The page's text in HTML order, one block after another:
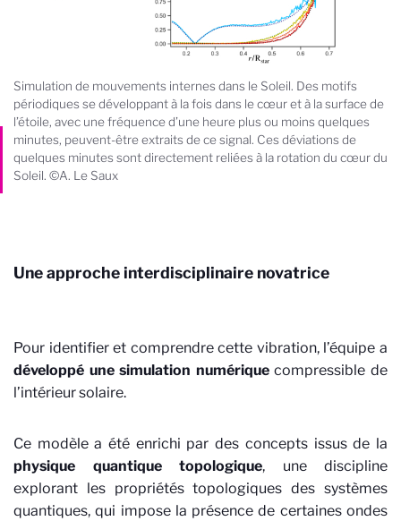
Simulation de mouvements internes dans le Soleil. Des motifs
périodiques se développant à la fois dans le cœur et à la surface de
l’étoile, avec une fréquence d’une heure plus ou moins quelques
minutes, peuvent-être extraits de ce signal. Ces déviations de
quelques minutes sont directement reliées à la rotation du cœur du
Soleil. ©A. Le Saux
Une approche interdisciplinaire novatrice
Pour identifier et comprendre cette vibration, l’équipe a
développé une simulation numériquecompressible de
l’intérieur solaire.
Ce modèle a été enrichi par des concepts issus de la
physique quantique topologique, une discipline
explorant les propriétés topologiques des systèmes
quantiques, qui impose la présence de certaines ondes